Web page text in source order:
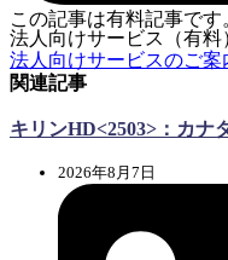
この記事は有料記事です
法人向けサービス（有料
法人向けサービスのご案
関連記事
キリンHD<2503>：カナ
2026年8月7日